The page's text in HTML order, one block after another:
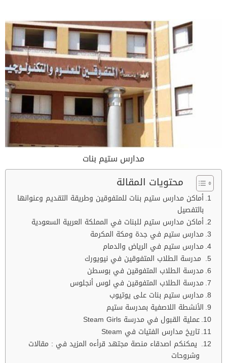
مدارس ستيم بنات
محتويات المقالة
أماكن مدارس ستيم بنات للمتفوقين وطريقة التقديم وعنوانها
بالتفصيل
أماكن مدارس ستيم للبنات في المملكة العربية السعودية
مدارس ستيم في جدة ومكة المكرمة
مدارس ستيم في الرياض والدمام
مدرسة الطلاب المتفوقين في نيويورك
مدرسة الطلاب المتفوقين في بوسطن
مدرسة الطلاب المتفوقين في لوس أنجلوس
مدارس ستيم بنات على يوتيوب
الأنشطة اللاصفية بمدرسة ستيم
عملية القبول في مدرسة Steam Girls
تاريخ مدارس الفتيات في Steam
يمكنكم اصدقاء منصة مجتهد قرأءه المزيد في : مقالات
وشروحات